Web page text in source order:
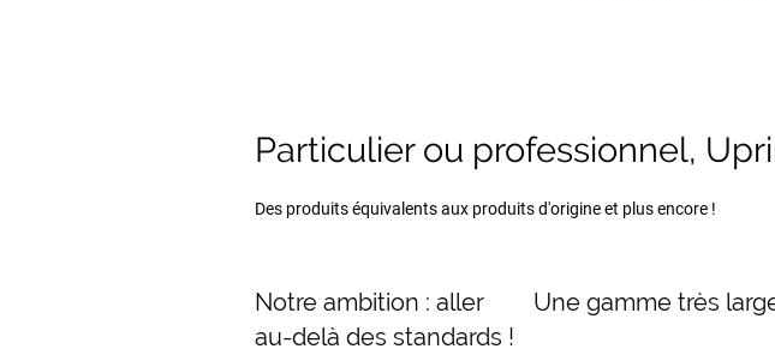
Particulier ou professionnel,
Des produits équivalents aux produits d'origine et plus encore !
Notre ambition : aller
au-delà des standards !
Une gamme très